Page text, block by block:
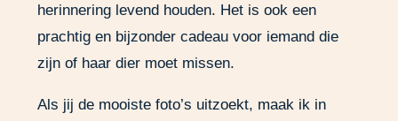
herinnering levend houden. Het is ook een
prachtig en bijzonder cadeau voor iemand die
zijn of haar dier moet missen.
Als jij de mooiste foto’s uitzoekt, maak ik in